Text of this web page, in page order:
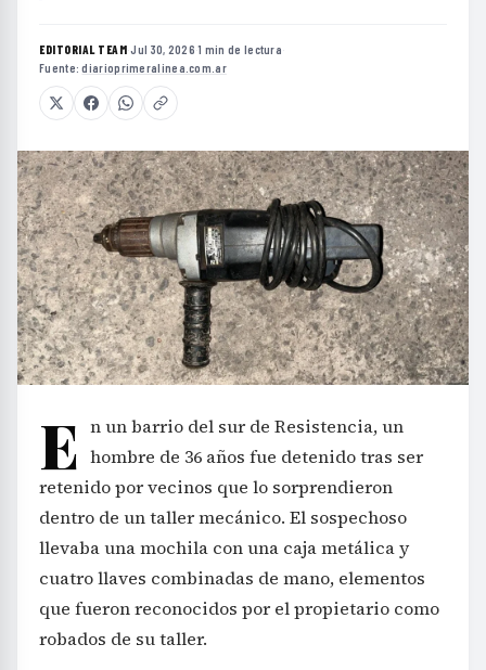
EDITORIAL TEAM·Jul 30, 2026·1 min de lectura·
Fuente:diarioprimeralinea.com.ar
E n un barrio del sur de Resistencia, un
hombre de 36 años fue detenido tras ser
retenido por vecinos que lo sorprendieron
dentro de un taller mecánico. El sospechoso
llevaba una mochila con una caja metálica y
cuatro llaves combinadas de mano, elementos
que fueron reconocidos por el propietario como
robados de su taller.